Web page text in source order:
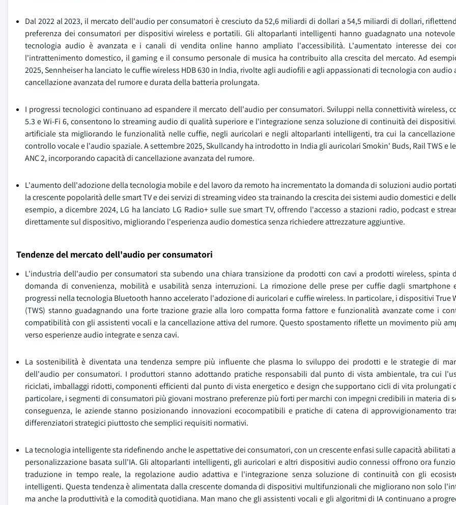
Dal 2022 al 2023, il mercato dell'audio per consumatori è cresciuto da 52,6 miliardi di dollari a 54,5 miliardi di dollari,
preferenza dei consumatori per dispositivi wireless e portatili. Gli altoparlanti intelligenti hanno guadagnato una
tecnologia audio è avanzata e i canali di vendita online hanno ampliato l'accessibilità. L'aumentato interesse dei
l'intrattenimento domestico, il gaming e il consumo personale di musica ha contribuito alla crescita del mercato. Ad
2025, Sennheiser ha lanciato le cuffie wireless HDB 630 in India, rivolte agli audiofili e agli appassionati di tecnologia con audio
cancellazione avanzata del rumore e durata della batteria prolungata.
I progressi tecnologici continuano ad espandere il mercato dell'audio per consumatori. Sviluppi nella connettività wireless,
5.3 e Wi-Fi 6, consentono lo streaming audio di qualità superiore e l'integrazione senza soluzione di continuità dei
artificiale sta migliorando le funzionalità nelle cuffie, negli auricolari e negli altoparlanti intelligenti, tra cui la
controllo vocale e l'audio spaziale. A settembre 2025, Skullcandy ha introdotto in India gli auricolari Smokin' Buds, Rail TWS e
ANC 2, incorporando capacità di cancellazione avanzata del rumore.
L'aumento dell'adozione della tecnologia mobile e del lavoro da remoto ha incrementato la domanda di soluzioni audio
la crescente popolarità delle smart TV e dei servizi di streaming video sta trainando la crescita dei sistemi audio domestici e
esempio, a dicembre 2024, LG ha lanciato LG Radio+ sulle sue smart TV, offrendo l'accesso a stazioni radio, podcast e
direttamente sul dispositivo, migliorando l'esperienza audio domestica senza richiedere attrezzature aggiuntive.
Tendenze del mercato dell'audio per consumatori
L'industria dell'audio per consumatori sta subendo una chiara transizione da prodotti con cavi a prodotti wireless, spinta
domanda di convenienza, mobilità e usabilità senza interruzioni. La rimozione delle prese per cuffie dagli smartphone
progressi nella tecnologia Bluetooth hanno accelerato l'adozione di auricolari e cuffie wireless. In particolare, i dispositivi True
(TWS) stanno guadagnando una forte trazione grazie alla loro compatta forma fattore e funzionalità avanzate come i
compatibilità con gli assistenti vocali e la cancellazione attiva del rumore. Questo spostamento riflette un movimento più
verso esperienze audio integrate e senza cavi.
La sostenibilità è diventata una tendenza sempre più influente che plasma lo sviluppo dei prodotti e le strategie di
dell'audio per consumatori. I produttori stanno adottando pratiche responsabili dal punto di vista ambientale, tra cui
riciclati, imballaggi ridotti, componenti efficienti dal punto di vista energetico e design che supportano cicli di vita prolungati
particolare, i segmenti di consumatori più giovani mostrano preferenze più forti per marchi con impegni credibili in materia di
conseguenza, le aziende stanno posizionando innovazioni ecocompatibili e pratiche di catena di approvvigionamento
differenziatori strategici piuttosto che semplici requisiti normativi.
La tecnologia intelligente sta ridefinendo anche le aspettative dei consumatori, con un crescente enfasi sulle capacità abilitati
personalizzazione basata sull'IA. Gli altoparlanti intelligenti, gli auricolari e altri dispositivi audio connessi offrono ora
traduzione in tempo reale, la regolazione audio adattiva e l'integrazione senza soluzione di continuità con gli
intelligenti. Questa tendenza è alimentata dalla crescente domanda di dispositivi multifunzionali che migliorano non solo
ma anche la produttività e la comodità quotidiana. Man mano che gli assistenti vocali e gli algoritmi di IA continuano a